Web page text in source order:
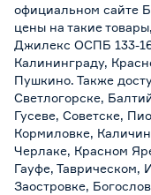
официальном сайте
цены на такие
Джилекс ОСПБ 133-
Калининграду,
Пушкино. Также
Светлогорске,
Гусеве, Советске,
Кормиловке,
Черлаке, Красном
Гауфе, Таврическом,
Заостровке,